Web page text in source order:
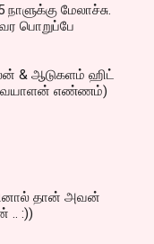
மேலாச்சு.
பொறுப்பே
& ஆடுகளம் ஹிட்
எண்ணம்)
தான் அவன்
.. :))